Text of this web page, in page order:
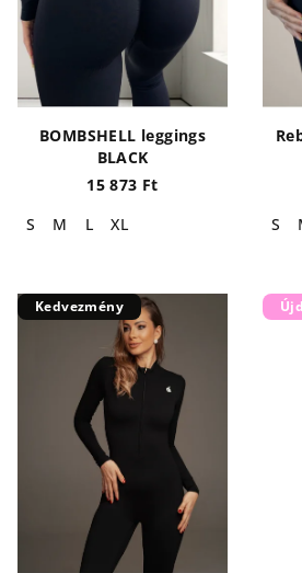
ée
BOMBSHELL leggings
BLACK
15 873 Ft
S
M L XL
S
Kedvezmény